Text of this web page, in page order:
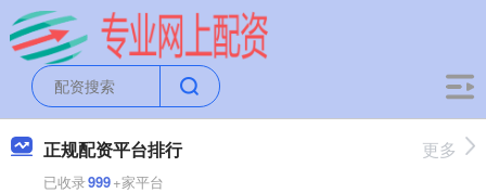
正规配资平台排行
已收录999+家平台
更多